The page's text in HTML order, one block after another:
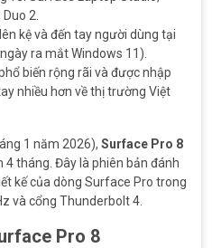
2.
kệ và đến tay người dùng tại
ra mắt Windows 11).
biến rộng rãi và được nhập
nhiều hơn về thị trường Việt
1 năm 2026), Surface Pro 8
tháng. Đây là phiên bản đánh
kế của dòng Surface Pro trong
và cổng Thunderbolt 4.
Pro 8